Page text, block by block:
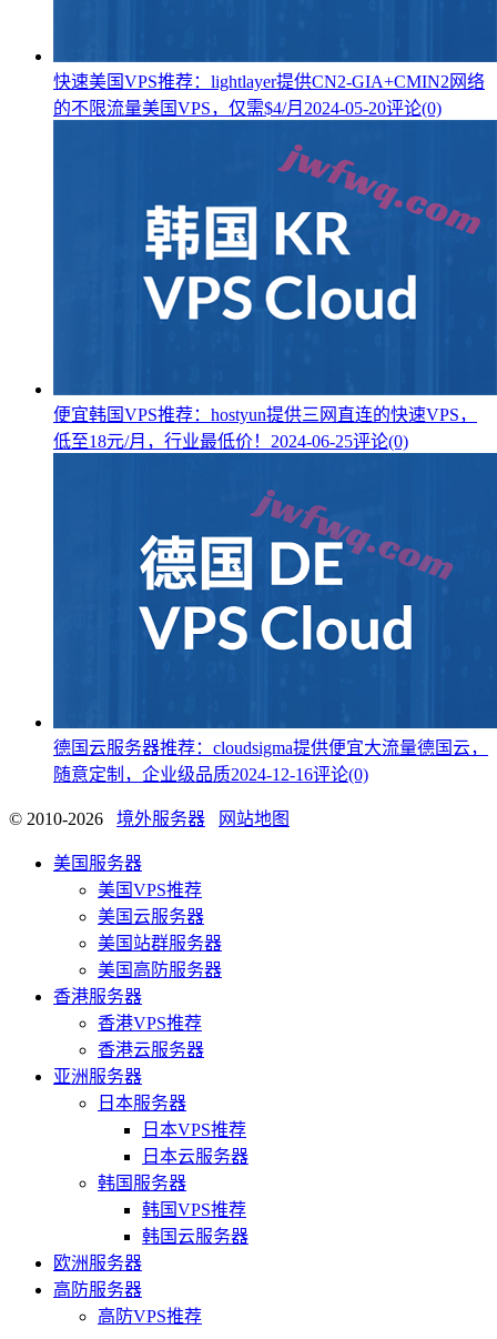
快速美国VPS推荐：lightlayer提供CN2-GIA+CMIN2网络
的不限流量美国VPS，仅需$4/月 2024-05-20评论(0)
便宜韩国VPS推荐：hostyun提供三网直连的快速VPS，
低至18元/月，行业最低价！ 2024-06-25评论(0)
德国云服务器推荐：cloudsigma提供便宜大流量德国云，
随意定制，企业级品质2024-12-16评论(0)
© 2010-2026 境外服务器 网站地图
美国服务器
美国VPS推荐
美国云服务器
美国站群服务器
美国高防服务器
香港服务器
香港VPS推荐
香港云服务器
亚洲服务器
日本服务器
日本VPS推荐
日本云服务器
韩国服务器
韩国VPS推荐
韩国云服务器
欧洲服务器
高防服务器
高防VPS推荐